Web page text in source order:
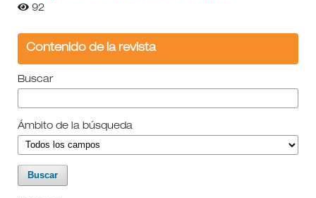
92
Contenido de la revista
Buscar
Ámbito de la búsqueda